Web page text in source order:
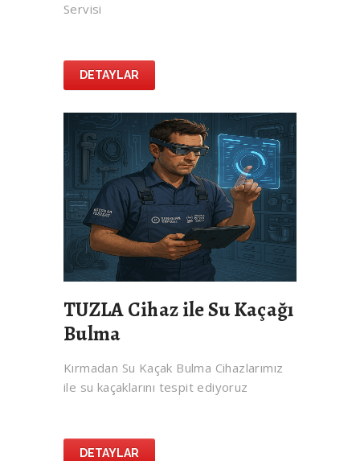
Servisi
DETAYLAR
TUZLA Cihaz ile Su Kaçağı
Bulma
Kırmadan Su Kaçak Bulma Cihazlarımız
ile su kaçaklarını tespit ediyoruz
DETAYLAR